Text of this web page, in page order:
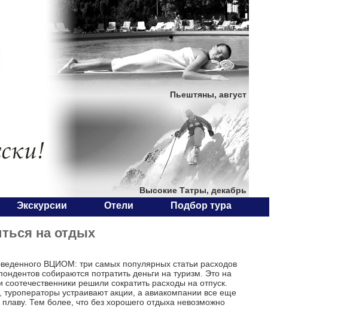
Пьештяны, август
Высокие Татры, декабрь
Экскурсии Отели Подбор тура
на отдых
ВЦИОМ: три самых популярных статьи расходов
собираются потратить деньги на туризм. Это на
решили сократить расходы на отпуск.
устраивают акции, а авиакомпании все еще
Тем более, что без хорошего отдыха невозможно